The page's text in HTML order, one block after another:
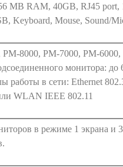
MB RAM, 40GB, RJ45 port,
Keyboard, Mouse, Sound/
PM-8000, PM-7000, PM-
монитора: до
работы в сети: Ethernet
WLAN IEEE 802.11
в режиме 1 экрана и